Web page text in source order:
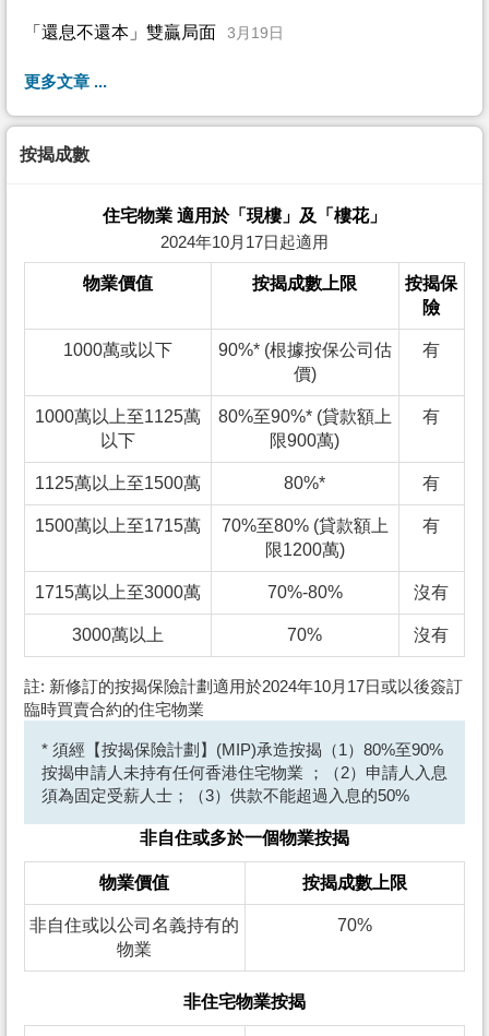
「還息不還本」雙贏局面 3月19日
更多文章 ...
按揭成數
住宅物業 適用於「現樓」及「樓花」
2024年10月17日起適用
物業價值 按揭成數上限
按揭保
險
1000萬或以下
90%* (根據按保公司估
價)
有
1000萬以上至1125萬
以下
80%至90%* (貸款額上
限900萬)
有
1125萬以上至1500萬 80%* 有
1500萬以上至1715萬
70%至80% (貸款額上
限1200萬)
有
1715萬以上至3000萬 70%-80% 沒有
3000萬以上 70% 沒有
註: 新修訂的按揭保險計劃適用於2024年10月17日或以後簽訂
臨時買賣合約的住宅物業
* 須經【按揭保險計劃】(MIP)承造按揭（1）80%至90%
按揭申請人未持有任何香港住宅物業 ；（2）申請人入息
須為固定受薪人士；（3）供款不能超過入息的50%
非自住或多於一個物業按揭
物業價值 按揭成數上限
非自住或以公司名義持有的
物業
70%
非住宅物業按揭